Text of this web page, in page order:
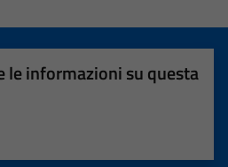
le informazioni su questa
su 5
su 5
5